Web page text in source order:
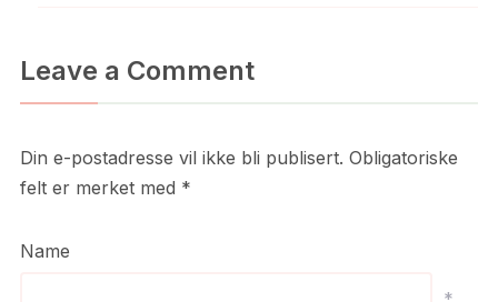
Leave a Comment
Din e-postadresse vil ikke bli publisert. Obligatoriske
felt er merket med *
Name